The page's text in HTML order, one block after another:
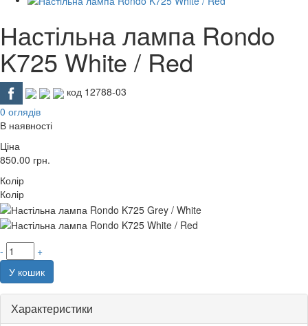
Настільна лампа Rondo
K725 White / Red
код 12788-03
0 оглядів
В наявності
Ціна
850.00 грн.
Колір
Колір
-
+
У кошик
Характеристики